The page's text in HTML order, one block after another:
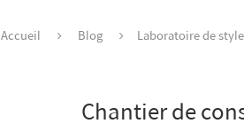
Accueil Blog Laboratoire de style
Chantier de